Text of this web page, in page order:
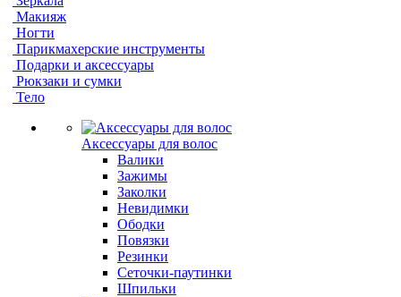
Макияж
Ногти
Парикмахерские инструменты
Подарки и аксессуары
Рюкзаки и сумки
Тело
Аксессуары для волос
Валики
Зажимы
Заколки
Невидимки
Ободки
Повязки
Резинки
Сеточки-паутинки
Шпильки